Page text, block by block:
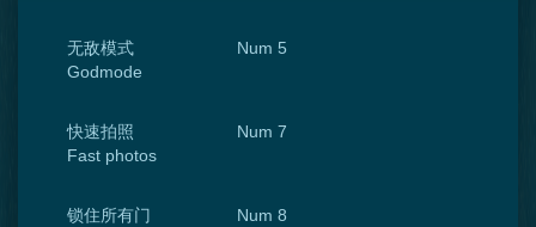
无敌模式
Godmode
Num 5
快速拍照
Fast photos
Num 7
锁住所有门
Num 8